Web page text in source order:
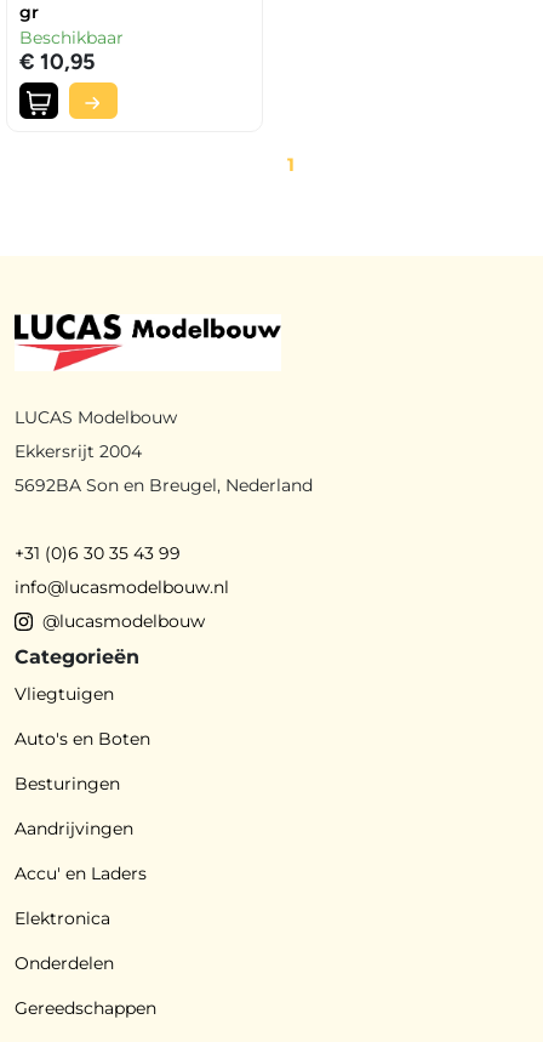
gr
Beschikbaar
€ 10,95
1
LUCAS Modelbouw
Ekkersrijt 2004
5692BA Son en Breugel, Nederland
+31 (0)6 30 35 43 99
info@lucasmodelbouw.nl
@lucasmodelbouw
Categorieën
Vliegtuigen
Auto's en Boten
Besturingen
Aandrijvingen
Accu' en Laders
Elektronica
Onderdelen
Gereedschappen